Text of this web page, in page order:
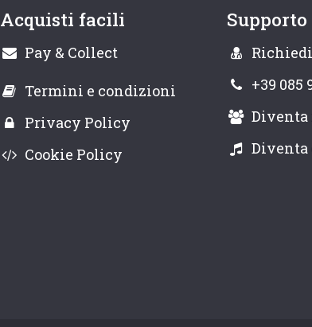
Acquisti facili
Pay & Collect
Termini e condizioni
Privacy Policy
Cookie Policy
Supporto
+39 085
Diventa